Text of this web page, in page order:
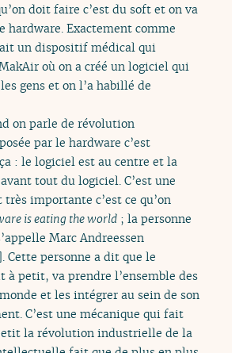
doit faire c’est du soft et on va
hardware. Exactement comme
un dispositif médical qui
où on a créé un logiciel qui
gens et on l’a habillé de
on parle de révolution
par le hardware c’est
: le logiciel est au centre et la
tout du logiciel. C’est une
très importante c’est ce qu’on
is eating the world ; la personne
Marc Andreessen
. Cette personne a dit que le
à petit, va prendre l’ensemble des
et les intégrer au sein de son
C’est une mécanique qui fait
la révolution industrielle de la